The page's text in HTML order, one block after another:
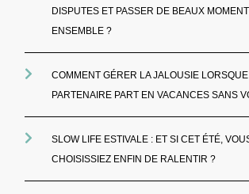
DISPUTES ET PASSER DE BEAUX
ENSEMBLE ?
COMMENT GÉRER LA JALOUSIE
PARTENAIRE PART EN VACANCES SANS
SLOW LIFE ESTIVALE : ET SI CET ÉTÉ,
CHOISISSIEZ ENFIN DE RALENTIR ?